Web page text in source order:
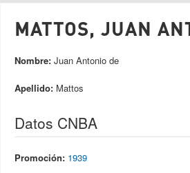
MATTOS, JUAN
Nombre: Juan Antonio de
Apellido: Mattos
Datos CNBA
Promoción: 1939